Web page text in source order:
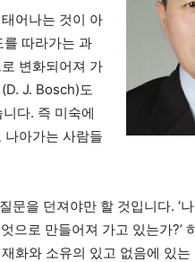
어나는 것이 아
를 따라가는 과
변화되어져 가
J. Bosch)도
다. 즉 미숙에
아가는 사람들
을 던져야만 할 것입니다. ‘
으로 만들어져 가고 있는가?’
화와 소유의 있고 없음에 있는